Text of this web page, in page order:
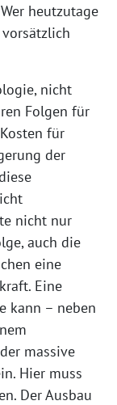
heutzutage
nicht
Folgen für
für
der
nicht nur
auch die
eine
Eine
kann – neben
massive
Hier muss
Der Ausbau